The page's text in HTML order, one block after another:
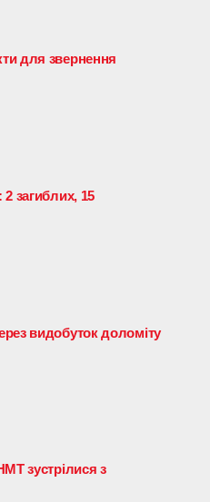
для звернення
загиблих, 15
видобуток доломіту
зустрілися з